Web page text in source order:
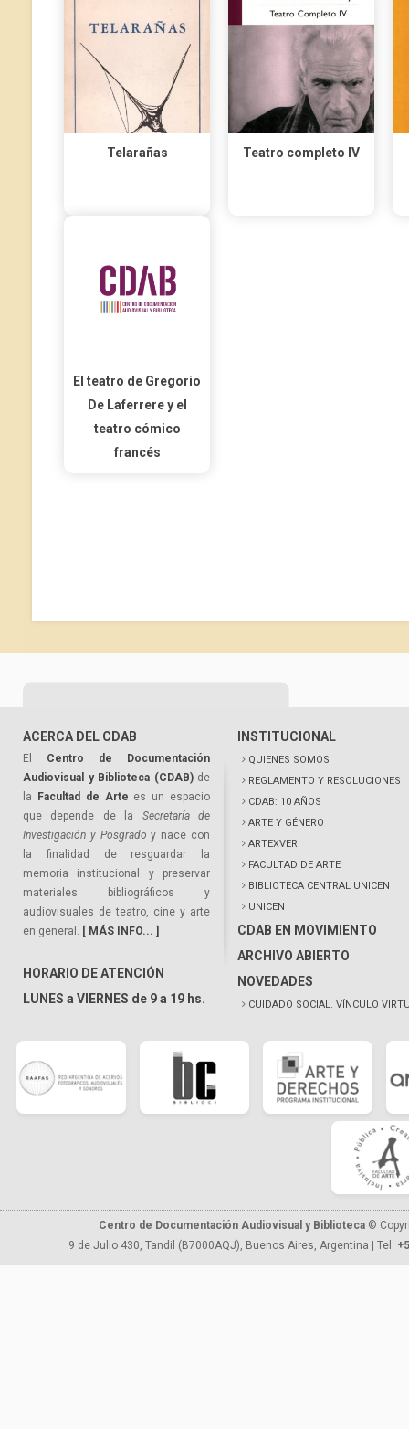
Telarañas Teatro completo IV
El teatro de Gregorio
De Laferrere y el
teatro cómico
francés
ACERCA DEL CDAB
El Centro de Documentación
Audiovisual y Biblioteca (CDAB)de
la
Facultad de Arte es un espacio
que depende de la Secretaría de
Investigación y Posgrado y nace con
la finalidad de resguardar la
memoria institucional y preservar
materiales bibliográficos y
audiovisuales de teatro, cine y arte
en general. [ MÁS INFO... ]
HORARIO DE ATENCIÓN
LUNES a VIERNES de 9 a 19 hs.
INSTITUCIONAL
QUIENES SOMOS
REGLAMENTO Y RESOLUCIONES
CDAB: 10 AÑOS
ARTE Y GÉNERO
ARTEXVER
FACULTAD DE ARTE
BIBLIOTECA CENTRAL UNICEN
UNICEN
CDAB EN MOVIMIENTO
ARCHIVO ABIERTO
NOVEDADES
CUIDADO SOCIAL. VÍNCULO
Centro de Documentación Audiovisual y Biblioteca ©
9 de Julio 430, Tandil (B7000AQJ), Buenos Aires, Argentina | Tel.